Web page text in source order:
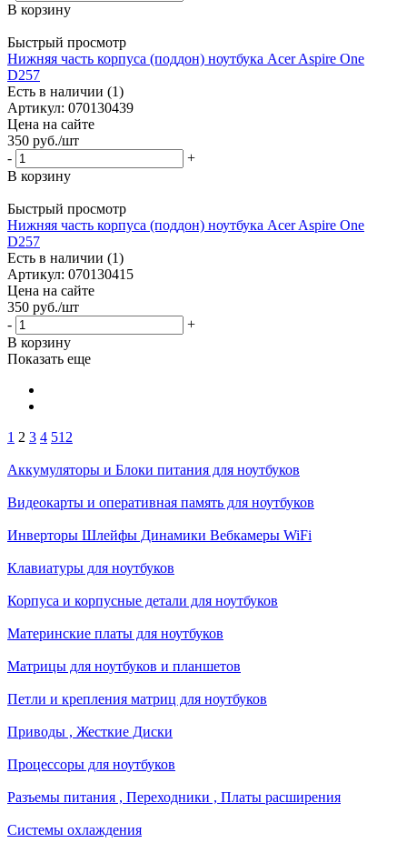
В корзину
Быстрый просмотр
Нижняя часть корпуса (поддон) ноутбука Acer Aspire One
D257
Есть в наличии (1)
Артикул: 070130439
Цена на сайте
350 руб./шт
-
+
В корзину
Быстрый просмотр
Нижняя часть корпуса (поддон) ноутбука Acer Aspire One
D257
Есть в наличии (1)
Артикул: 070130415
Цена на сайте
350 руб./шт
-
+
В корзину
Показать еще
1 2 3 4 512
Аккумуляторы и Блоки питания для ноутбуков
Видеокарты и оперативная память для ноутбуков
Инверторы Шлейфы Динамики Вебкамеры WiFi
Клавиатуры для ноутбуков
Корпуса и корпусные детали для ноутбуков
Материнские платы для ноутбуков
Матрицы для ноутбуков и планшетов
Петли и крепления матриц для ноутбуков
Приводы , Жесткие Диски
Процессоры для ноутбуков
Разъемы питания , Переходники , Платы расширения
Системы охлаждения